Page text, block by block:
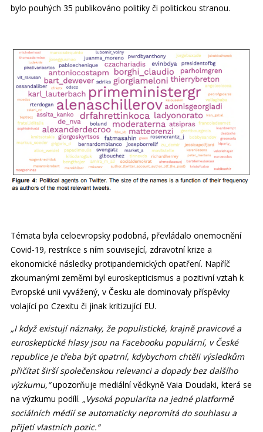
bylo pouhých 35 publikováno politiky či politickou stranou.
Témata byla celoevropsky podobná, převládalo onemocnění
Covid-19, restrikce s ním související, zdravotní krize a
ekonomické následky protipandemických opatření. Napříč
zkoumanými zeměmi byl euroskepticismus a pozitivní vztah k
Evropské unii vyvážený, v Česku ale dominovaly příspěvky
volající po Czexitu či jinak kritizující EU.
„I když existují náznaky, že populistické, krajně pravicové a
euroskeptické hlasy jsou na Facebooku populární, v České
republice je třeba být opatrní, kdybychom chtěli výsledkům
přičítat širší společenskou relevanci a dopady bez dalšího
výzkumu,“upozorňuje mediální vědkyně Vaia Doudaki, která se
na výzkumu podílí. „Vysoká popularita na jedné platformě
sociálních médií se automaticky nepromítá do souhlasu a
přijetí vlastních pozic.“